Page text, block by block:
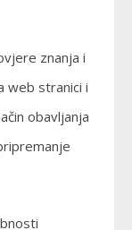
znanja i
web stranici i
obavljanja